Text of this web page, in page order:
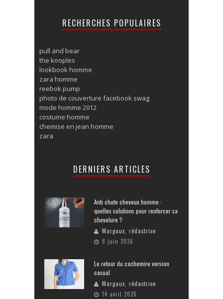
RECHERCHES POPULAIRES
pull and bear
the kooples
lookbook homme
zara homme
reebok pump
photo de couverture facebook swag
mode homme 2012
costume homme
chemise en jean homme
zara
DERNIERS ARTICLES
Anti chute cheveux homme :
quelles solutions pour renforcer sa
chevelure ?
Margaux, rédactrice
8 juin 2026
Le retour du cachemire version
casual
Margaux, rédactrice
14 avril 2026